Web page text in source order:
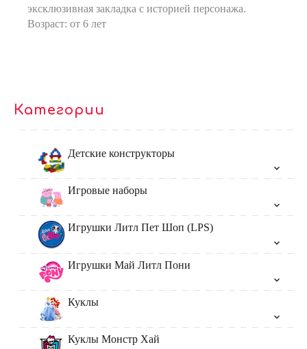
эксклюзивная закладка с историей персонажа.
Возраст: от 6 лет
Категории
Детские конструкторы
Игровые наборы
Игрушки Литл Пет Шоп (LPS)
Игрушки Май Литл Пони
Куклы
Куклы Монстр Хай